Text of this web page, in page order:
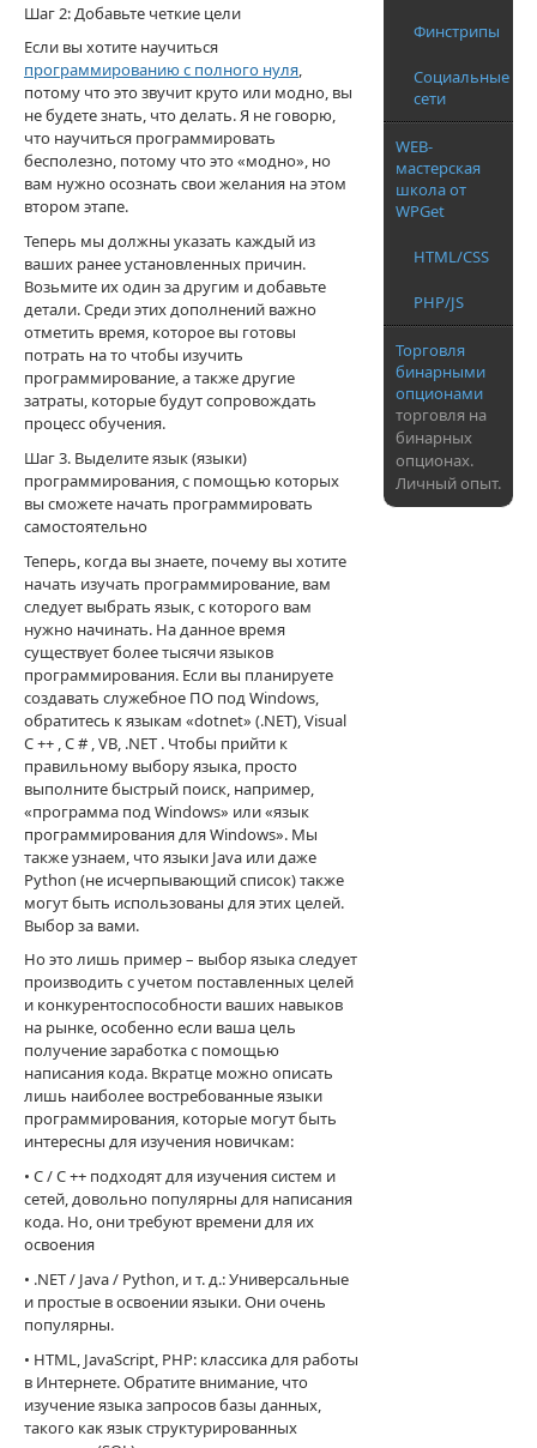
Шаг 2: Добавьте четкие цели
Если вы хотите научиться
программированию с полного нуля,
потому что это звучит круто или модно, вы
не будете знать, что делать. Я не говорю,
что научиться программировать
бесполезно, потому что это «модно», но
вам нужно осознать свои желания на этом
втором этапе.
Теперь мы должны указать каждый из
ваших ранее установленных причин.
Возьмите их один за другим и добавьте
детали. Среди этих дополнений важно
отметить время, которое вы готовы
потрать на то чтобы изучить
программирование, а также другие
затраты, которые будут сопровождать
процесс обучения.
Шаг 3. Выделите язык (языки)
программирования, с помощью которых
вы сможете начать программировать
самостоятельно
Теперь, когда вы знаете, почему вы хотите
начать изучать программирование, вам
следует выбрать язык, с которого вам
нужно начинать. На данное время
существует более тысячи языков
программирования. Если вы планируете
создавать служебное ПО под Windows,
обратитесь к языкам «dotnet» (.NET), Visual
C ++ , C # , VB, .NET . Чтобы прийти к
правильному выбору языка, просто
выполните быстрый поиск, например,
«программа под Windows» или «язык
программирования для Windows». Мы
также узнаем, что языки Java или даже
Python (не исчерпывающий список) также
могут быть использованы для этих целей.
Выбор за вами.
Но это лишь пример – выбор языка следует
производить с учетом поставленных целей
и конкурентоспособности ваших навыков
на рынке, особенно если ваша цель
получение заработка с помощью
написания кода. Вкратце можно описать
лишь наиболее востребованные языки
программирования, которые могут быть
интересны для изучения новичкам:
• C / C ++ подходят для изучения систем и
сетей, довольно популярны для написания
кода. Но, они требуют времени для их
освоения
• .NET / Java / Python, и т. д.: Универсальные
и простые в освоении языки. Они очень
популярны.
• HTML, JavaScript, PHP: классика для работы
в Интернете. Обратите внимание, что
изучение языка запросов базы данных,
такого как язык структурированных
Финстрипы
Социальные
сети
WEB-
мастерская
школа от
WPGet
HTML/CSS
PHP/JS
Торговля
бинарными
опционами
торговля на
бинарных
опционах.
Личный опыт.